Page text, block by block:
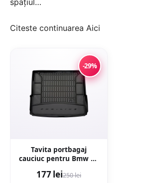
spațiul…
Citeste continuarea Aici
-29%
Tavita portbagaj
cauciuc pentru Bmw X1
177 lei250 lei